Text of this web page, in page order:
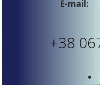
E-mail:
+38